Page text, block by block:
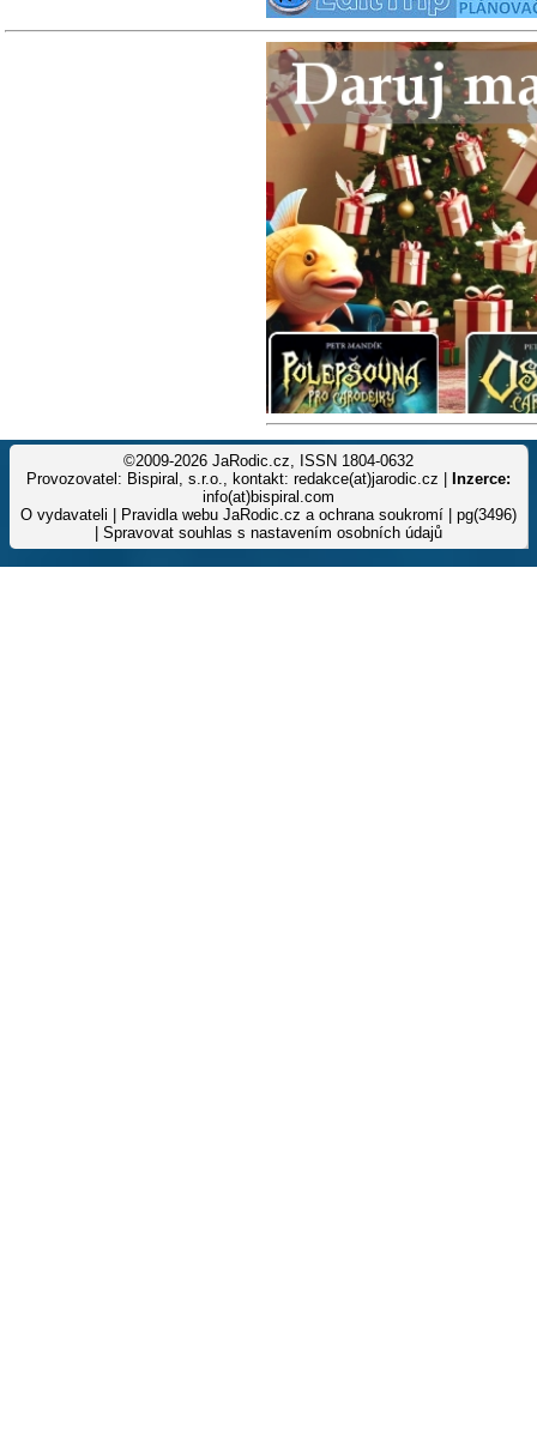
©2009-2026 JaRodic.cz, ISSN 1804-0632
Provozovatel: Bispiral, s.r.o., kontakt: redakce(at)jarodic.cz |
Inzerce:
info(at)bispiral.com
O vydavateli
Pravidla webu JaRodic.cz a ochrana soukromí | pg(3496)
Spravovat souhlas s nastavením osobních údajů